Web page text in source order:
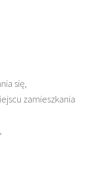
się,
zamieszkania